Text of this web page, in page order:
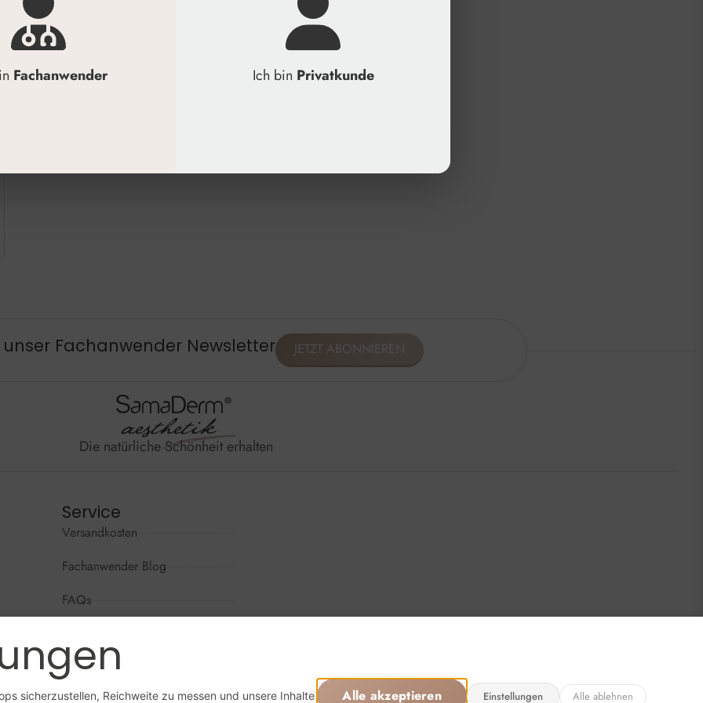
Fachanwender Newsletter JETZT ABONNIEREN
Die natürliche Schönheit erhalten
Service
Versandkosten
Fachanwender Blog
FAQs
Widerrufsrecht
Fachanwender Ich bin Privatkunde
sicherzustellen, Reichweite zu messen und unsere Inhalte Alle akzeptieren Einstellungen Alle ablehnen